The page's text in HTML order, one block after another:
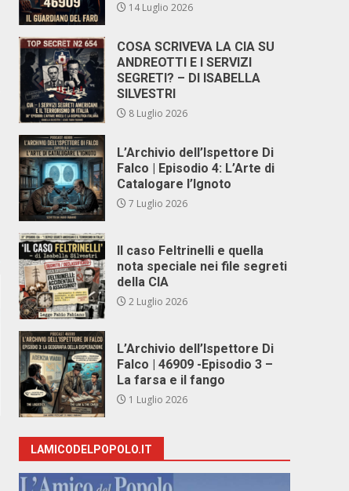
14 Luglio 2026
COSA SCRIVEVA LA CIA SU
ANDREOTTI E I SERVIZI
SEGRETI? – DI ISABELLA
SILVESTRI
8 Luglio 2026
L’Archivio dell’Ispettore Di
Falco | Episodio 4: L’Arte di
Catalogare l’Ignoto
7 Luglio 2026
Il caso Feltrinelli e quella
nota speciale nei file segreti
della CIA
2 Luglio 2026
L’Archivio dell’Ispettore Di
Falco | 46909 -Episodio 3 –
La farsa e il fango
1 Luglio 2026
LAMICODELPOPOLO.IT